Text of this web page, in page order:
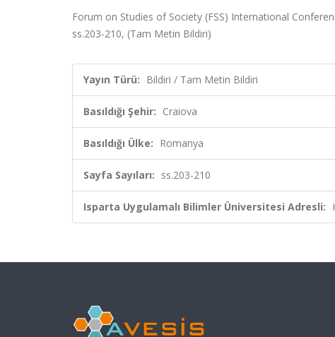
Forum on Studies of Society (FSS) International
ss.203-210, (Tam Metin Bildiri)
Yayın Türü: Bildiri / Tam Metin Bildiri
Basıldığı Şehir: Craiova
Basıldığı Ülke: Romanya
Sayfa Sayıları: ss.203-210
Isparta Uygulamalı Bilimler Üniversitesi Adresli: